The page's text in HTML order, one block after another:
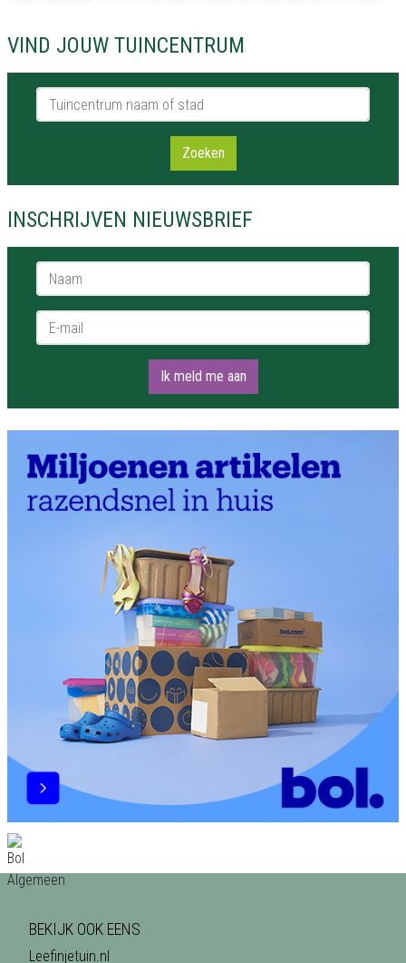
VIND JOUW TUINCENTRUM
Tuincentrum naam of stad
Zoeken
INSCHRIJVEN NIEUWSBRIEF
Naam *
E-mail *
Ik meld me aan
BEKIJK OOK EENS
Leefinjetuin.nl